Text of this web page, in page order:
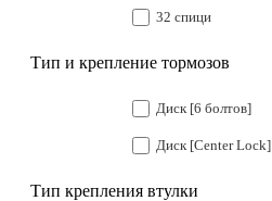
32 спици
Тип и крепление тормозов
Диск [6 болтов]
Диск [Center Lock]
Тип крепления втулки